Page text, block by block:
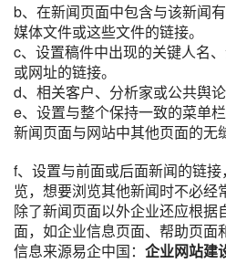
b、在新闻页面中包含与该新闻
媒体文件或这些文件的链接。
c、设置稿件中出现的关键人名
或网址的链接。
d、相关客户、分析家或公共舆
e、设置与整个保持一致的菜单
新闻页面与网站中其他页面的无
f、设置与前面或后面新闻的链
览，想要浏览其他新闻时不必经
除了新闻页面以外企业还应根据
面，如企业信息页面、帮助页面
信息来源易企中国： 企业网站建